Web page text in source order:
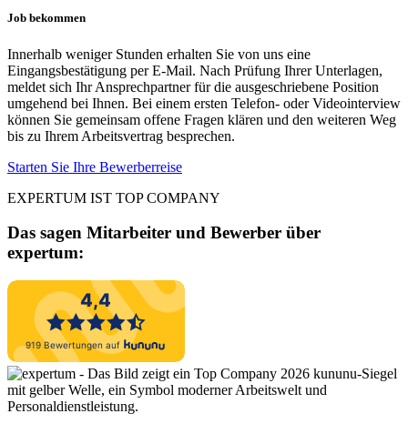
Job bekommen
Innerhalb weniger Stunden erhalten Sie von uns eine
Eingangsbestätigung per E-Mail. Nach Prüfung Ihrer Unterlagen,
meldet sich Ihr Ansprechpartner für die ausgeschriebene Position
umgehend bei Ihnen. Bei einem ersten Telefon- oder Videointerview
können Sie gemeinsam offene Fragen klären und den weiteren Weg
bis zu Ihrem Arbeitsvertrag besprechen.
Starten Sie Ihre Bewerberreise
EXPERTUM IST TOP COMPANY
Das sagen Mitarbeiter und Bewerber über
expertum: